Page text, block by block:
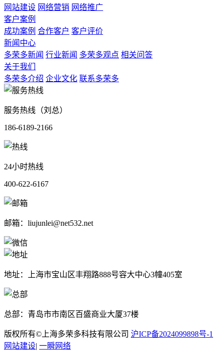
网站建设 网络营销 网络推广
客户案例
成功案例 合作客户 客户评价
新闻中心
多荣多新闻 行业新闻 多荣多观点 相关问答
关于我们
多荣多介绍 企业文化 联系多荣多
服务热线（刘总）
186-6189-2166
24小时热线
400-622-6167
邮箱：liujunlei@net532.net
地址：上海市宝山区丰翔路888号容大中心3幢405室
总部：青岛市市南区百盛商业大厦37楼
版权所有©上海多荣多科技有限公司 沪ICP备2024099898号-1
网站建设| 一瞬网络